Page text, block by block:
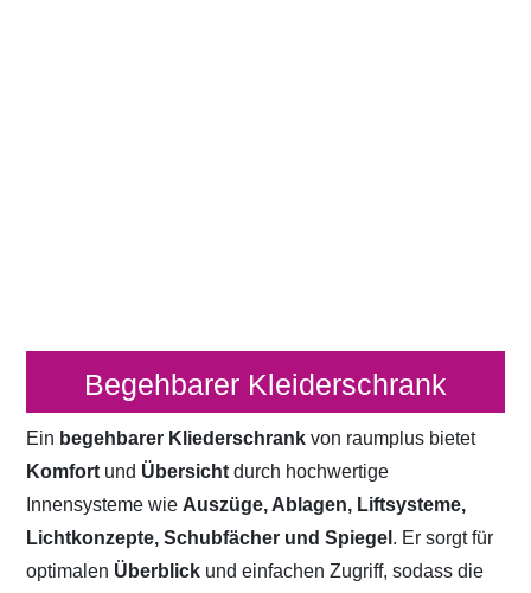
Begehbarer Kleiderschrank
Ein begehbarer Kliederschrankvon raumplus bietet
Komfort und Übersicht durch hochwertige
Innensysteme wie Auszüge, Ablagen, Liftsysteme,
Lichtkonzepte, Schubfächer und Spiegel . Er sorgt für
optimalen Überblick und einfachen Zugriff, sodass die